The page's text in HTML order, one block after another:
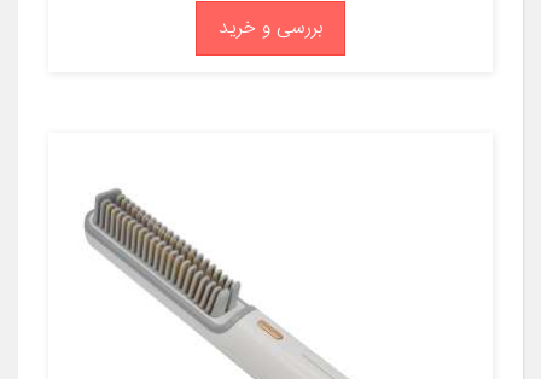
بررسی و خرید